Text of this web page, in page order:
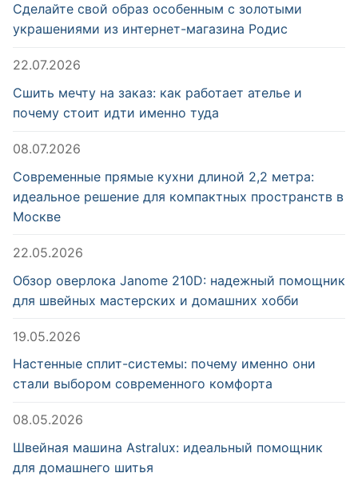
Сделайте свой образ особенным с золотыми
украшениями из интернет-магазина Родис
22.07.2026
Сшить мечту на заказ: как работает ателье и
почему стоит идти именно туда
08.07.2026
Современные прямые кухни длиной 2,2 метра:
идеальное решение для компактных пространств в
Москве
22.05.2026
Обзор оверлока Janome 210D: надежный помощник
для швейных мастерских и домашних хобби
19.05.2026
Настенные сплит-системы: почему именно они
стали выбором современного комфорта
08.05.2026
Швейная машина Astralux: идеальный помощник
для домашнего шитья